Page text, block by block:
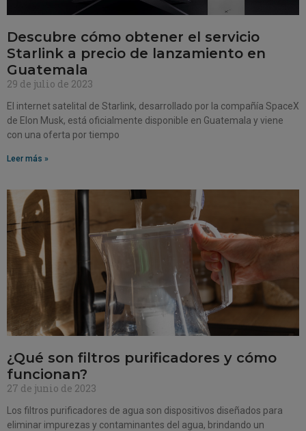
Descubre cómo obtener el servicio
Starlink a precio de lanzamiento en
Guatemala
29 de julio de 2023
El internet satelital de Starlink, desarrollado por la compañía SpaceX
de Elon Musk, está oficialmente disponible en Guatemala y viene
con una oferta por tiempo
Leer más »
¿Qué son filtros purificadores y cómo
funcionan?
27 de junio de 2023
Los filtros purificadores de agua son dispositivos diseñados para
eliminar impurezas y contaminantes del agua, brindando un